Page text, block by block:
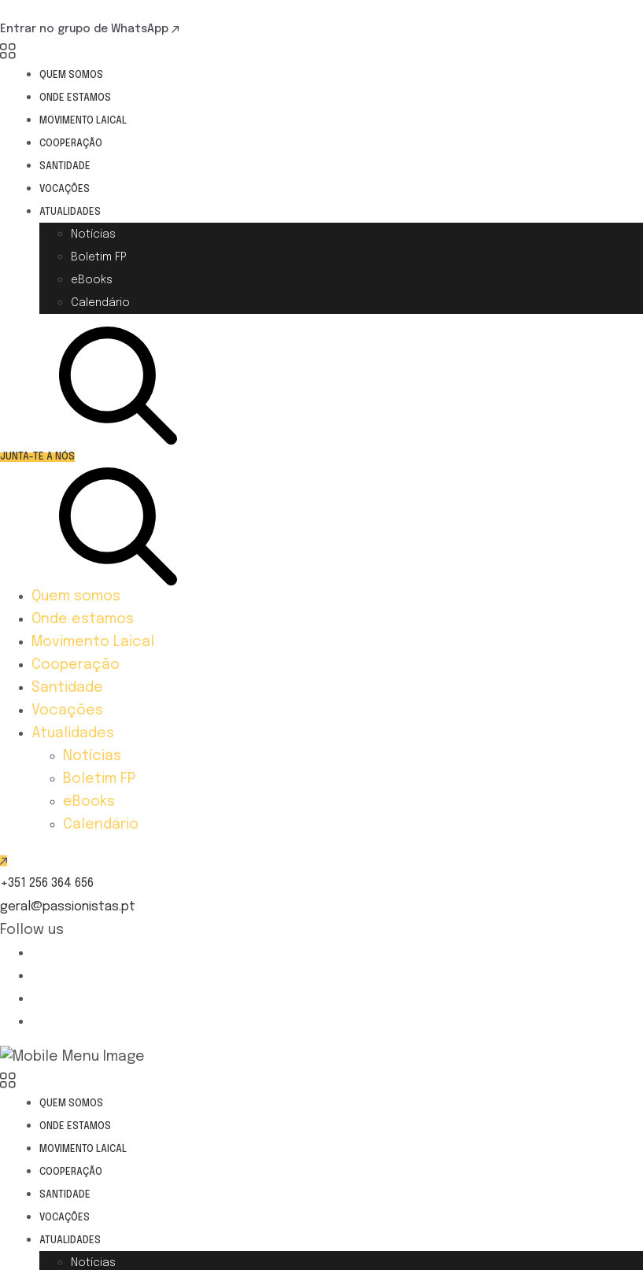
Entrar no grupo de WhatsApp
QUEM SOMOS
ONDE ESTAMOS
MOVIMENTO LAICAL
COOPERAÇÃO
SANTIDADE
VOCAÇÕES
ATUALIDADES
Notícias
Boletim FP
eBooks
Calendário
JUNTA-TE A NÓS
Quem somos
Onde estamos
Movimento Laical
Cooperação
Santidade
Vocações
Atualidades
Notícias
Boletim FP
eBooks
Calendário
+351 256 364 656
geral@passionistas.pt
Follow us
QUEM SOMOS
ONDE ESTAMOS
MOVIMENTO LAICAL
COOPERAÇÃO
SANTIDADE
VOCAÇÕES
ATUALIDADES
Notícias